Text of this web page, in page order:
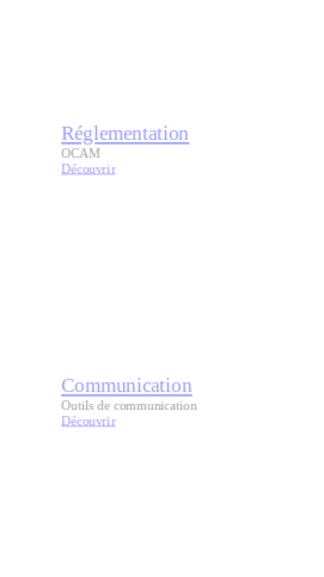
Réglementation
OCAM
Découvrir
Communication
Outils de communication
Découvrir